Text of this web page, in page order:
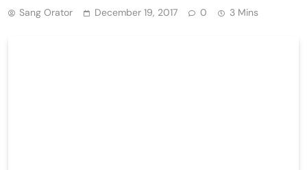
Sang Orator December 19, 2017 0 3 Mins